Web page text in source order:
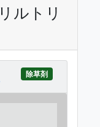
ルトリ
除草剤